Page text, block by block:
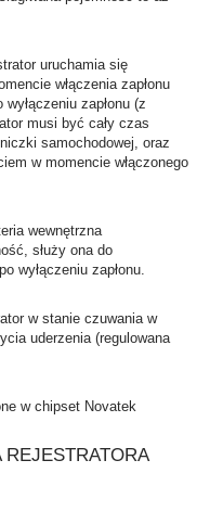
uruchamia się
włączenia zapłonu
zapłonu (z
musi być cały czas
samochodowej, oraz
w momencie włączonego
wewnętrzna
służy ona do
wyłączeniu zapłonu.
w stanie czuwania w
uderzenia (regulowana
w chipset Novatek